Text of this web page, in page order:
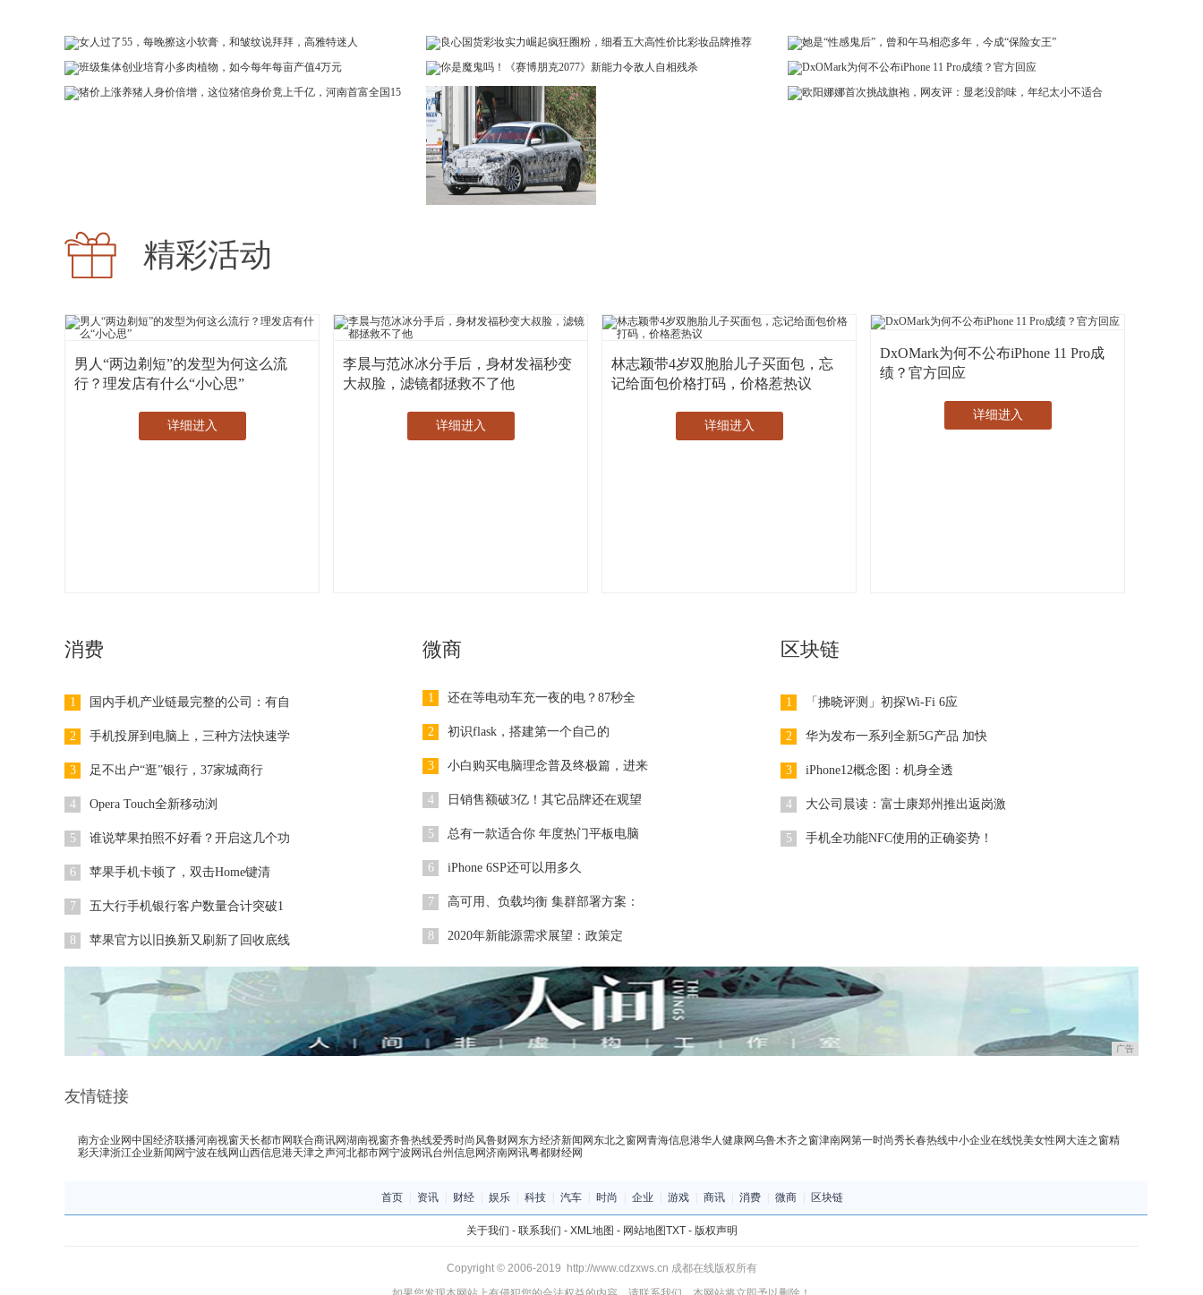
精彩活动
男人“两边剃短”的发型为何这么流
行？理发店有什么“小心思”
详细进入
李晨与范冰冰分手后，身材发福秒变
大叔脸，滤镜都拯救不了他
详细进入
林志颖带4岁双胞胎儿子买面包，忘
记给面包价格打码，价格惹热议
详细进入
DxOMark为何不公布iPhone 11 Pro成
绩？官方回应
详细进入
消费
1 国内手机产业链最完整的公司：有自
2 手机投屏到电脑上，三种方法快速学
3 足不出户“逛”银行，37家城商行
4 Opera Touch全新移动浏
5 谁说苹果拍照不好看？开启这几个功
6 苹果手机卡顿了，双击Home键清
7 五大行手机银行客户数量合计突破1
8 苹果官方以旧换新又刷新了回收底线
微商
1 还在等电动车充一夜的电？87秒全
2 初识flask，搭建第一个自己的
3 小白购买电脑理念普及终极篇，进来
4 日销售额破3亿！其它品牌还在观望
5 总有一款适合你 年度热门平板电脑
6 iPhone 6SP还可以用多久
7 高可用、负载均衡 集群部署方案：
8 2020年新能源需求展望：政策定
区块链
1 「拂晓评测」初探Wi-Fi 6应
2 华为发布一系列全新5G产品 加快
3 iPhone12概念图：机身全透
4 大公司晨读：富士康郑州推出返岗激
5 手机全功能NFC使用的正确姿势！
广告
友情链接
南方企业网中国经济联播河南视窗天长都市网联合商讯网湖南视窗齐鲁热线爱秀时尚风鲁财网 东方经济新闻网 东北之窗网青海信息港华人健康网乌鲁木齐之窗津南网第一时尚秀长春热线中小企业在线悦美女性网 大连之窗精
彩天津浙江企业新闻网宁波在线网 山西信息港天津之声河北都市网宁波网讯台州信息网济南网讯粤都财经网
首页 资讯 财经 娱乐 科技 汽车 时尚 企业 游戏 商讯 消费 微商 区块链
关于我们 - 联系我们 - XML地图 - 网站地图TXT- 版权声明
Copyright © 2006-2019 http://www.cdzxws.cn 成都在线版权所有